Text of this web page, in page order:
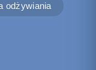
odżywiania